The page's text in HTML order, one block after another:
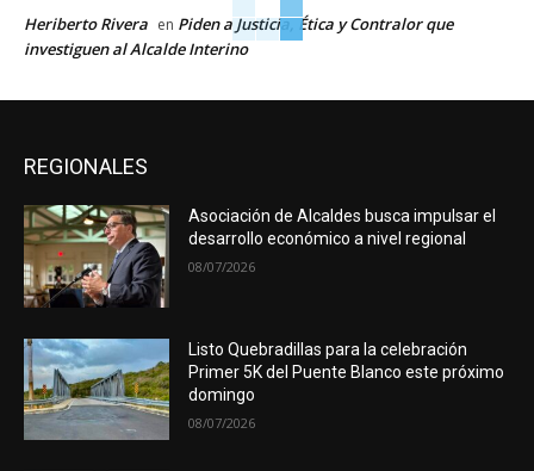
Heriberto Rivera en Piden a Justicia, Ética y Contralor que
investiguen al Alcalde Interino
REGIONALES
Asociación de Alcaldes busca impulsar el
desarrollo económico a nivel regional
08/07/2026
Listo Quebradillas para la celebración
Primer 5K del Puente Blanco este próximo
domingo
08/07/2026